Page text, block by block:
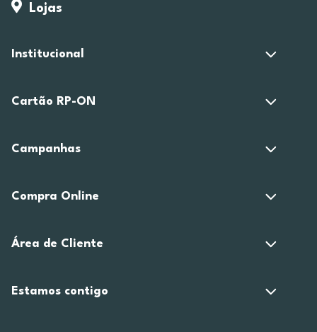
Lojas
Institucional
Cartão RP-ON
Campanhas
Compra Online
Área de Cliente
Estamos contigo